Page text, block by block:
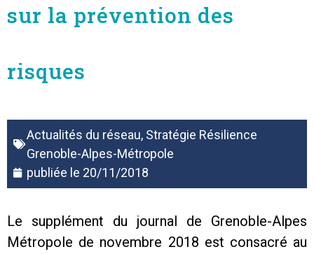
sur la prévention des
risques
Actualités du réseau, Stratégie Résilience
Grenoble-Alpes-Métropole
publiée le 20/11/2018
Le supplément du journal de Grenoble-Alpes
Métropole de novembre 2018 est consacré au